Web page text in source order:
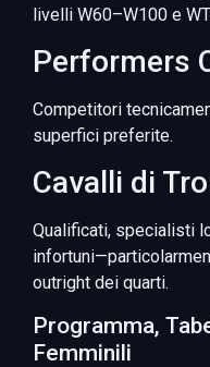
livelli W60–W100 e
Performers
Competitori
superfici preferite.
Cavalli di
Qualificati, specialisti
outright dei quarti.
Programma,
Femminili